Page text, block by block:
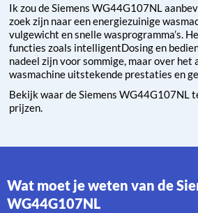
Ik zou de Siemens WG44G107NL
zoek zijn naar een energiezuinige
vulgewicht en snelle wasprogramma’s.
functies zoals intelligentDosing en
nadeel zijn voor sommige, maar over het
wasmachine uitstekende prestaties en
Bekijk waar de Siemens WG44G107NL
prijzen.
Wat moet je weten van de Siemens
WG44G107NL